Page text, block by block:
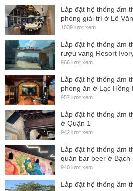
Lắp đặt hệ thống ấm
phòng giải trí ở Lê
1039 lượt xem
Lắp đặt hệ thống âm
rượu vang Resort
966 lượt xem
Lắp đặt hệ thống âm
phòng ăn ở Lạc Hồng
957 lượt xem
Lắp đặt hệ thống âm
ở Quận 1
942 lượt xem
Lắp đặt hệ thống âm
quán bar beer ở Bạch
940 lượt xem
Lắp đặt hệ thống âm